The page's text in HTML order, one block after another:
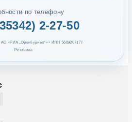
по телефону
2-27-50
АО «РИА „Оренбуржье“» • ИНН 5609207177
Реклама